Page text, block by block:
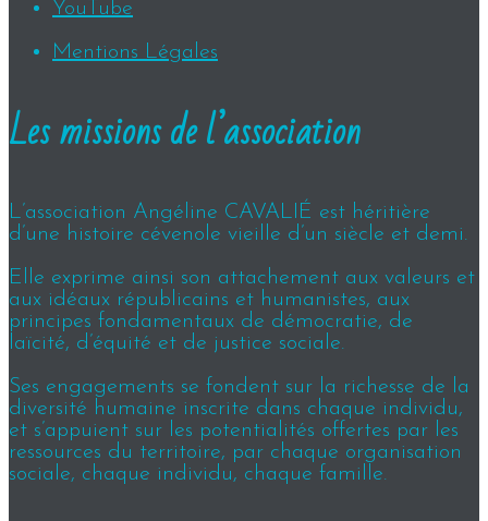
YouTube
Mentions Légales
Les missions de l’association
L’association Angéline CAVALIÉ est héritière
d’une histoire cévenole vieille d’un siècle et demi.
Elle exprime ainsi son attachement aux valeurs et
aux idéaux républicains et humanistes, aux
principes fondamentaux de démocratie, de
laïcité, d’équité et de justice sociale.
Ses engagements se fondent sur la richesse de la
diversité humaine inscrite dans chaque individu,
et s’appuient sur les potentialités offertes par les
ressources du territoire, par chaque organisation
sociale, chaque individu, chaque famille.